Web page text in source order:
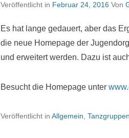
Veröffentlicht in Februar 24, 2016 Von
Es hat lange gedauert, aber das
die neue Homepage der
und erweitert werden. Dazu ist
Besucht die Homepage unter
Veröffentlicht in Allgemein Tanzgruppen